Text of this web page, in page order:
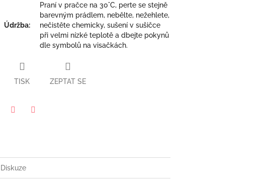
Údržba:
Praní v pračce na 30°C, perte se stejně
barevným prádlem, nebělte, nežehlete,
nečistěte chemicky, sušení v sušičce
při velmi nízké teplotě a dbejte pokynů
dle symbolů na visačkách.
TISK ZEPTAT SE
Diskuze